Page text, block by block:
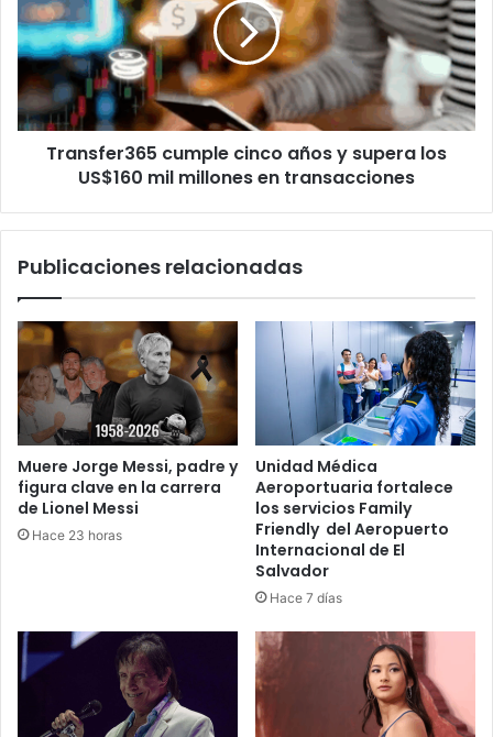
años
y
supera
los
US$160
mil
millonesTransfer365 cumple cinco años y supera los
US$160 mil millones en transacciones
Publicaciones relacionadas
Muere Jorge Messi, padre y
figura clave en la carrera
de Lionel Messi
Hace 23 horas
Unidad Médica
Aeroportuaria fortalece
los servicios Family
Friendly del Aeropuerto
Internacional de El
Salvador
Hace 7 días